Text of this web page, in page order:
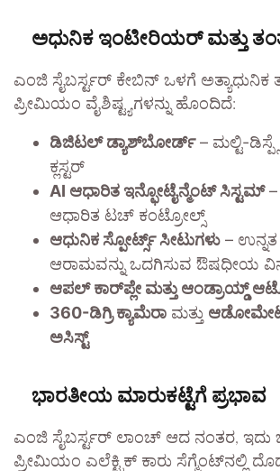
ಅಧುನಿಕ ಇಂಟೀರಿಯರ್ ಮತ್ತು
ಎಂಜಿ ಸೈಬರ್ಸ್ಟರ್ ಕೇಬಿನ್ ಒಳಗೆ ಅತ್ಯಾಧುನಿಕ
ಪ್ರೀಮಿಯಂ ವೈಶಿಷ್ಟ್ಯಗಳನ್ನು ಹೊಂದಿದೆ:
ಡಿಜಿಟಲ್ ಡ್ಯಾಶ್‌ಬೋರ್ಡ್– ಮಲ್ಟಿ-
ಕ್ಲಸ್ಟರ್
AI ಆಧಾರಿತ ಇನ್ಫೋಟೈನ್ಮೆಂಟ್ ಸಿಸ್ಟಮ್–
ಆಧಾರಿತ ಟಚ್ ಕಂಟ್ರೋಲ್ಸ್
ಆಧುನಿಕ ಸ್ಪೋರ್ಟ್ಸ್ ಸೀಟುಗಳು –
ಆರಾಮವನ್ನು ಒದಗಿಸುವ ಔಷಧೀಯ
ಆಪಲ್ ಕಾರ್‌ಪ್ಲೇ ಮತ್ತು ಆಂಡ್ರಾಯ್ಡ್
360-ಡಿಗ್ರಿ ಕ್ಯಾಮೆರಾ ಮತ್ತು
ಅಸಿಸ್ಟ್
ಭಾರತೀಯ ಮಾರುಕಟ್ಟೆಗೆ ಪ್ರಭಾವ
ಎಂಜಿ ಸೈಬರ್ಸ್ಟರ್ ಲಾಂಚ್ ಆದ ನಂತರ, ಇದು
ಪ್ರೀಮಿಯಂ ಎಲೆಕ್ಟ್ರಿಕ್ ಕಾರು ಸೆಗ್ಮೆಂಟ್‌ನಲ್ಲಿ ದೊಡ್ಡ